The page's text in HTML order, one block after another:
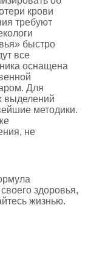
крови
требуют
быстро
все
оснащена
Для
выделений
методики.
не
здоровья,
жизнью.